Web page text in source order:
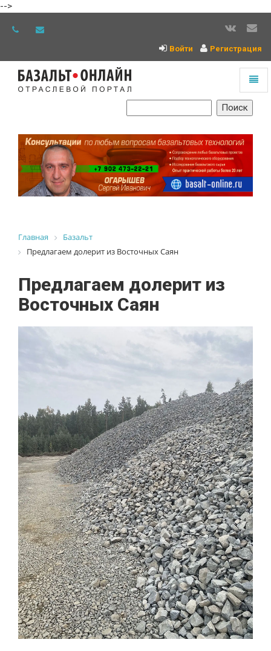
-->
Войти Регистрация
Главная
Базальт
Предлагаем долерит из Восточных Саян
Предлагаем долерит из
Восточных Саян